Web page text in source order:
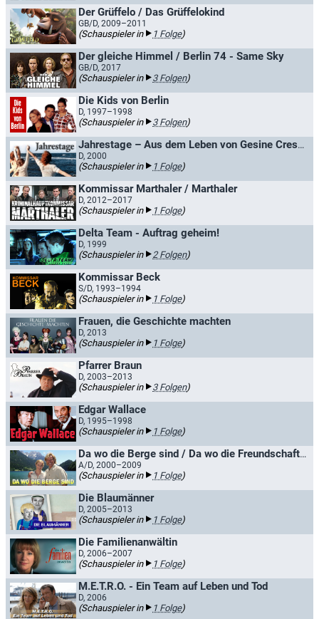
Der Grüffelo / Das Grüffelokind
GB/D, 2009–2011
(Schauspieler in 1 Folge)
Der gleiche Himmel / Berlin 74 - Same Sky
GB/D, 2017
(Schauspieler in 3 Folgen)
Die Kids von Berlin
D, 1997–1998
(Schauspieler in 3 Folgen)
Jahrestage – Aus dem Leben von Gesine Cresspahl
D, 2000
(Schauspieler in 1 Folge)
Kommissar Marthaler / Marthaler
D, 2012–2017
(Schauspieler in 1 Folge)
Delta Team - Auftrag geheim!
D, 1999
(Schauspieler in 2 Folgen)
Kommissar Beck
S/D, 1993–1994
(Schauspieler in 1 Folge)
Frauen, die Geschichte machten
D, 2013
(Schauspieler in 1 Folge)
Pfarrer Braun
D, 2003–2013
(Schauspieler in 3 Folgen)
Edgar Wallace
D, 1995–1998
(Schauspieler in 1 Folge)
Da wo die Berge sind / Da wo die Freundschaft zählt
A/D, 2000–2009
(Schauspieler in 1 Folge)
Die Blaumänner
D, 2005–2013
(Schauspieler in 1 Folge)
Die Familienanwältin
D, 2006–2007
(Schauspieler in 1 Folge)
M.E.T.R.O. - Ein Team auf Leben und Tod
D, 2006
(Schauspieler in 1 Folge)